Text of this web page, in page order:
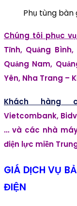
Phụ tùng bàn
Chúng tôi phục
Tĩnh, Quảng
Quảng Nam,
Yên, Nha Trang –
Khách hàng
Vietcombank,
… và các nhà
điện lực miền
GIÁ DỊCH VỤ
ĐIỆN